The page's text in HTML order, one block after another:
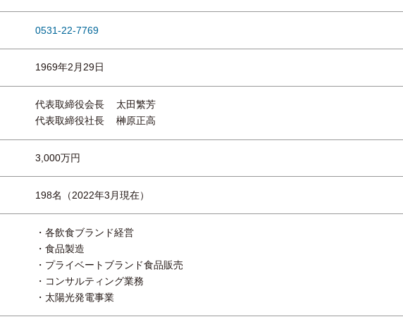
0531-22-7769
1969年2月29日
代表取締役会長
太田繁芳
代表取締役社長
榊原正高
3,000万円
198名（2022年3月現在）
各飲食ブランド経営
食品製造
プライベートブランド食品販売
コンサルティング業務
太陽光発電事業